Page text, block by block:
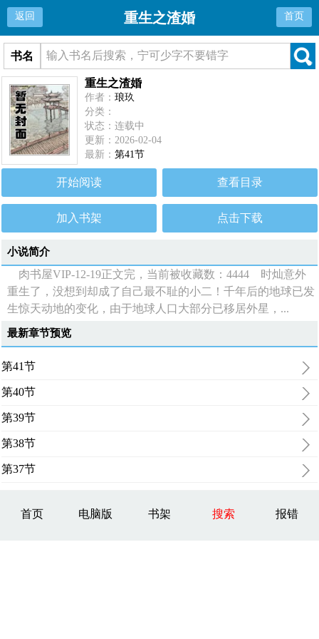
返回 重生之渣婚 首页
书名
重生之渣婚
作者：琅玖
分类：
状态：连载中
更新：2026-02-04
最新：第41节
开始阅读 查看目录
加入书架 点击下载
小说简介
肉书屋VIP-12-19正文完，当前被收藏数：4444 时灿意外
重生了，没想到却成了自己最不耻的小二！千年后的地球已发
生惊天动地的变化，由于地球人口大部分已移居外星，...
最新章节预览
第41节
第40节
第39节
第38节
第37节
首页 电脑版 书架 搜索 报错